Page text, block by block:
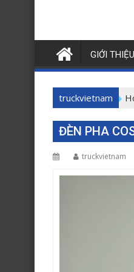
GIỚI THIỆU
truckvietnam
ĐÈN PHA
truckvietnam